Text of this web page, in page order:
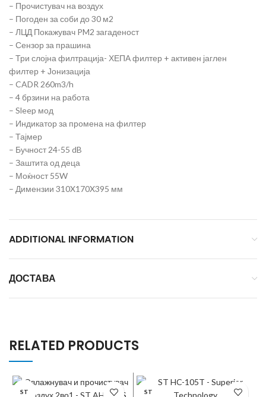
– Прочистувач на воздух
– Погоден за соби до 30 м2
– ЛЦД Покажувач PM2 загаденост
– Сензор за прашина
– Три слојна филтрација- ХЕПА филтер + активен јаглен
филтер + Јонизација
– CADR 260m3/h
– 4 брзини на работа
– Sleep мод
– Индикатор за промена на филтер
– Тајмер
– Бучност 24-55 dB
– Заштита од деца
– Моќност 55W
– Димензии 310X170X395 мм
ADDITIONAL INFORMATION
ДОСТАВА
RELATED PRODUCTS
ST ST